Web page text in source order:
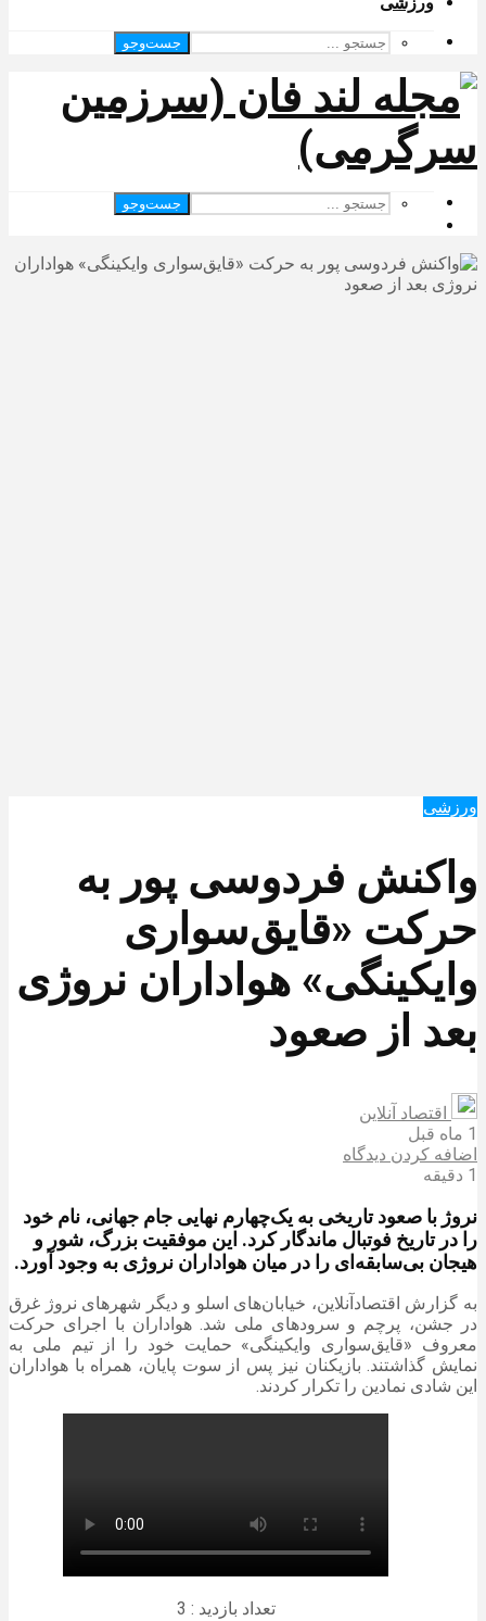
جست‌وجو
جست‌وجو
ورزشی
واکنش فردوسی پور به
حرکت «قایق‌سواری
وایکینگی» هواداران نروژی
بعد از صعود
اقتصاد آنلاین
1 ماه قبل
اضافه کردن دیدگاه
1 دقیقه
نروژ با صعود تاریخی به یک‌چهارم نهایی جام جهانی، نام خود
را در تاریخ فوتبال ماندگار کرد. این موفقیت بزرگ، شور و
هیجان بی‌سابقه‌ای را در میان هواداران نروژی به وجود آورد.
به گزارش اقتصادآنلاین، خیابان‌های اسلو و دیگر شهرهای نروژ غرق
در جشن، پرچم و سرودهای ملی شد. هواداران با اجرای حرکت
معروف «قایق‌سواری وایکینگی» حمایت خود را از تیم ملی به
نمایش گذاشتند. بازیکنان نیز پس از سوت پایان، همراه با هواداران
این شادی نمادین را تکرار کردند.
تعداد بازدید : 3